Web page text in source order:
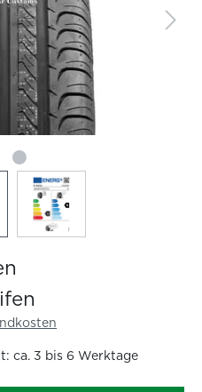
ca. 3 bis 6 Werktage